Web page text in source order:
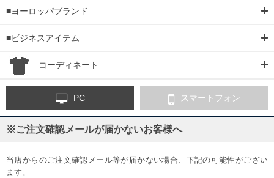
■ヨーロッパブランド
■ビジネスアイテム
コーディネート
PC スマートフォン
※ご注文確認メールが届かないお客様へ
当店からのご注文確認メール等が届かない場合、下記の可能性がござい
ます。